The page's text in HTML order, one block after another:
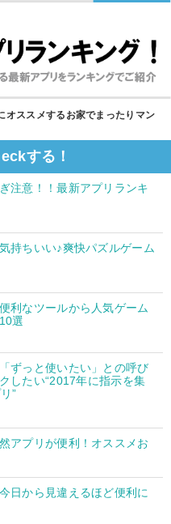
オススメするお家でまったりマン
する！
注意！！最新アプリランキ
持ちいい♪爽快パズルゲーム
利なツールから人気ゲーム
選
ずっと使いたい」との呼び
したい“2017年に指示を集
”
アプリが便利！オススメお
日から見違えるほど便利に